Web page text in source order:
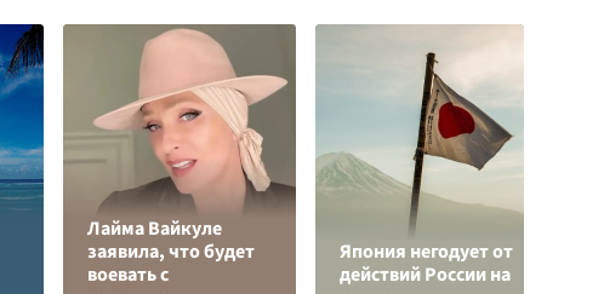
Лайма Вайкуле
заявила, что будет
воевать с
Япония негодует от
действий России на